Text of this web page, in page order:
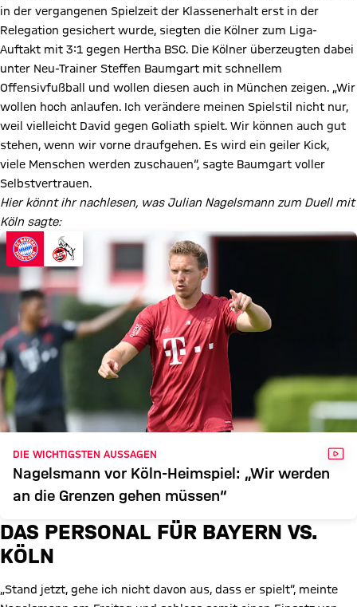
in der vergangenen Spielzeit der Klassenerhalt erst in der
Relegation gesichert wurde, siegten die Kölner zum Liga-
Auftakt mit 3:1 gegen Hertha BSC. Die Kölner überzeugten dabei
unter Neu-Trainer Steffen Baumgart mit schnellem
Offensivfußball und wollen diesen auch in München zeigen. „Wir
wollen hoch anlaufen. Ich verändere meinen Spielstil nicht nur,
weil vielleicht David gegen Goliath spielt. Wir können auch gut
stehen, wenn wir vorne draufgehen. Es wird ein geiler Kick,
viele Menschen werden zuschauen“, sagte Baumgart voller
Selbstvertrauen.
Hier könnt ihr nachlesen, was Julian Nagelsmann zum Duell mit
Köln sagte:
DIE WICHTIGSTEN AUSSAGEN
Nagelsmann vor Köln-Heimspiel: „Wir werden
an die Grenzen gehen müssen“
DAS PERSONAL FÜR BAYERN VS.
KÖLN
„Stand jetzt, gehe ich nicht davon aus, dass er spielt“, meinte